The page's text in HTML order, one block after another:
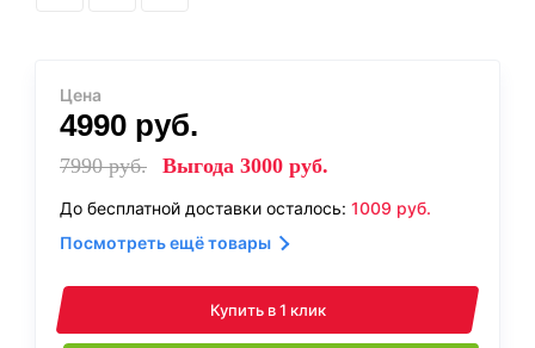
Цена
4990 руб.
7990руб. Выгода 3000 руб.
До бесплатной доставки осталось: 1009 руб.
Посмотреть ещё товары
Купить в 1 клик